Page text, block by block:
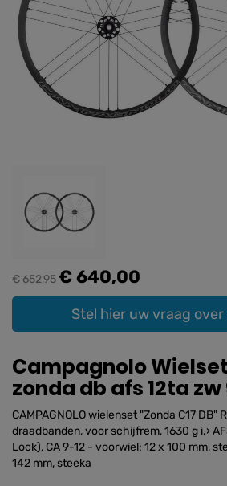
€ 652,95€ 640,00
Stel hier uw vraag
Campagnolo
zonda db afs 12ta zw
CAMPAGNOLO wielenset "Zonda C17 DB"
draadbanden, voor schijfrem, 1630 g i.›
Lock), CA 9-12 - voorwiel: 12 x 100 mm,
142 mm, steeka